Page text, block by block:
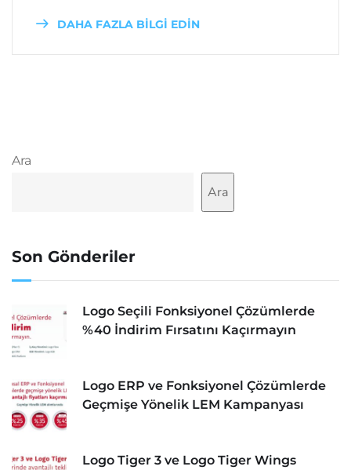
DAHA FAZLA BİLGİ EDİN
Ara
Ara
Son Gönderiler
Logo Seçili Fonksiyonel Çözümlerde
%40 İndirim Fırsatını Kaçırmayın
Logo ERP ve Fonksiyonel Çözümlerde
Geçmişe Yönelik LEM Kampanyası
Logo Tiger 3 ve Logo Tiger Wings